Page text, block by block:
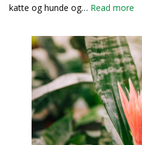
katte og hunde og… Read more